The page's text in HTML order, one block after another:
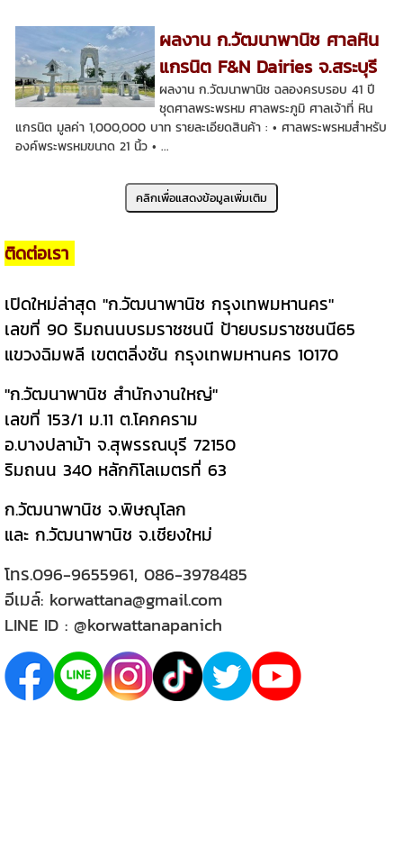
ผลงาน ก.วัฒนาพานิช ศาลหิน
แกรนิต F&N Dairies จ.สระบุรี
ผลงาน ก.วัฒนาพานิช ฉลองครบรอบ 41 ปี
ชุดศาลพระพรหม ศาลพระภูมิ ศาลเจ้าที่ หิน
แกรนิต มูลค่า 1,000,000 บาท รายละเอียดสินค้า : • ศาลพระพรหมสำหรับ
องค์พระพรหมขนาด 21 นิ้ว • ...
ติดต่อเรา
เปิดใหม่ล่าสุด "ก.วัฒนาพานิช กรุงเทพมหานคร"
เลขที่ 90 ริมถนนบรมราชชนนี ป้ายบรมราชชนนี65
แขวงฉิมพลี เขตตลิ่งชัน กรุงเทพมหานคร 10170
"ก.วัฒนาพานิช สำนักงานใหญ่"
เลขที่ 153/1 ม.11 ต.โคกคราม
อ.บางปลาม้า จ.สุพรรณบุรี 72150
ริมถนน 340 หลักกิโลเมตรที่ 63
ก.วัฒนาพานิช จ.พิษณุโลก
และ ก.วัฒนาพานิช จ.เชียงใหม่
โทร.096-9655961, 086-3978485
อีเมล์: korwattana@gmail.com
LINE ID : @korwattanapanich